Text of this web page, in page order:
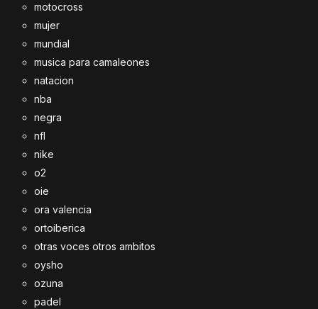
motocross
mujer
mundial
musica para camaleones
natacion
nba
negra
nfl
nike
o2
oie
ora valencia
ortoiberica
otras voces otros ambitos
oysho
ozuna
padel